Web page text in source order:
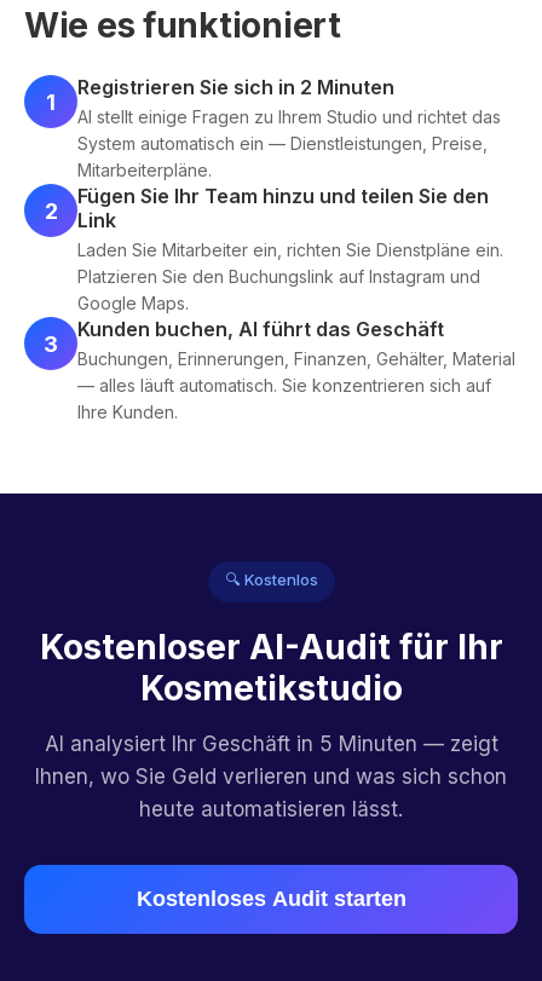
Wie es funktioniert
1
Registrieren Sie sich in 2 Minuten
AI stellt einige Fragen zu Ihrem Studio und richtet das
System automatisch ein — Dienstleistungen, Preise,
Mitarbeiterpläne.
2
Fügen Sie Ihr Team hinzu und teilen Sie den
Link
Laden Sie Mitarbeiter ein, richten Sie Dienstpläne ein.
Platzieren Sie den Buchungslink auf Instagram und
Google Maps.
3
Kunden buchen, AI führt das Geschäft
Buchungen, Erinnerungen, Finanzen, Gehälter, Material
— alles läuft automatisch. Sie konzentrieren sich auf
Ihre Kunden.
🔍 Kostenlos
Kostenloser AI-Audit für Ihr
Kosmetikstudio
AI analysiert Ihr Geschäft in 5 Minuten — zeigt
Ihnen, wo Sie Geld verlieren und was sich schon
heute automatisieren lässt.
Kostenloses Audit starten